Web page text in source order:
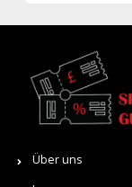
Über uns